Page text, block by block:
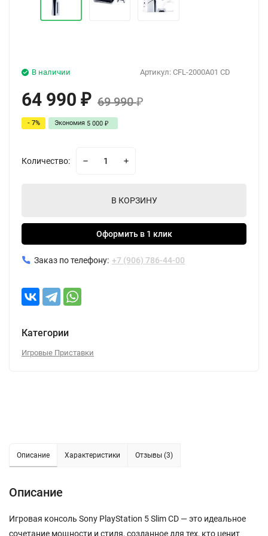
Артикул: CFL-2000A01 CD
В наличии
64 990 ₽ 69 990₽
- 7% Экономия 5 000 ₽
Количество:
В КОРЗИНУ
Оформить в 1 клик
Заказ по телефону: +7 (906) 786-44-00
Категории
Игровые Приставки
Описание Характеристики Отзывы (3)
Описание
Игровая консоль Sony PlayStation 5 Slim CD — это идеальное
сочетание мощности и стиля, созданное для тех, кто ценит